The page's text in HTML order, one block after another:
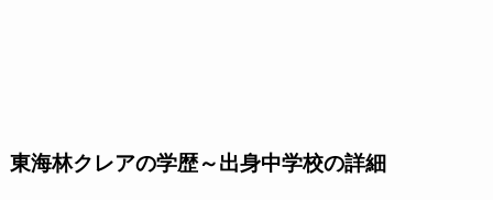
東海林クレアの学歴～出身中学校の詳細